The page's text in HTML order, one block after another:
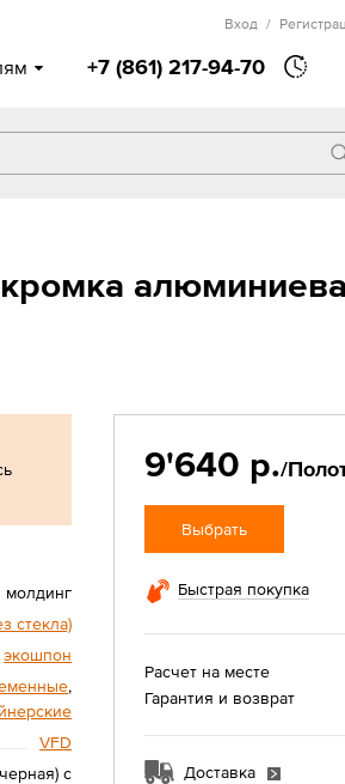
+7 (861) 217-94-70
Вход /
стекла)
экошпон
,
VFD
с
9'640 р./
Выбрать
Быстрая покупка
Расчет на месте
Гарантия и возврат
Доставка